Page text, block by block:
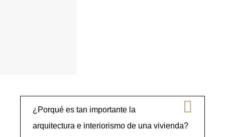
¿Porqué es tan importante la
arquitectura e interiorismo de una vivienda?